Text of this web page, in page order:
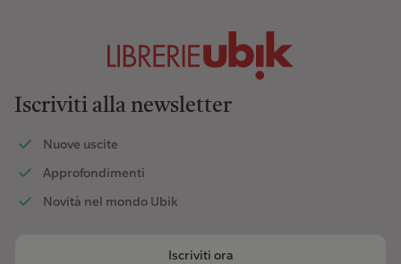
Iscriviti alla newsletter
Nuove uscite
Approfondimenti
Novità nel mondo Ubik
Iscriviti ora